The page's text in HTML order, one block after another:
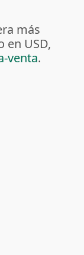
más
en USD,
venta.